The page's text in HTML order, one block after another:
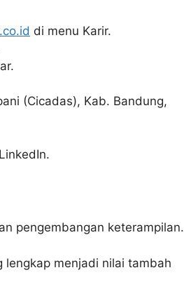
di menu Karir.
(Cicadas), Kab. Bandung,
pengembangan keterampilan.
menjadi nilai tambah